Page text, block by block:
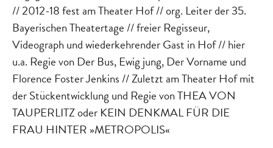
// 2012-18 fest am Theater Hof // org. Leiter der 35.
Bayerischen Theatertage // freier Regisseur,
Videograph und wiederkehrender Gast in Hof // hier
u.a. Regie von Der Bus, Ewig jung, Der Vorname und
Florence Foster Jenkins // Zuletzt am Theater Hof mit
der Stückentwicklung und Regie von THEA VON
TAUPERLITZ oder KEIN DENKMAL FÜR DIE
FRAU HINTER »METROPOLIS«